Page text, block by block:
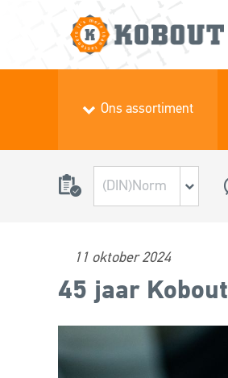
Ons assortiment
11 oktober 2024
45 jaar Kobout